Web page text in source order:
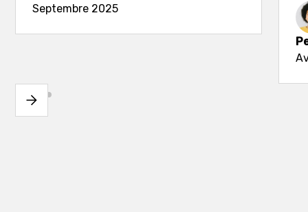
Septembre 2025